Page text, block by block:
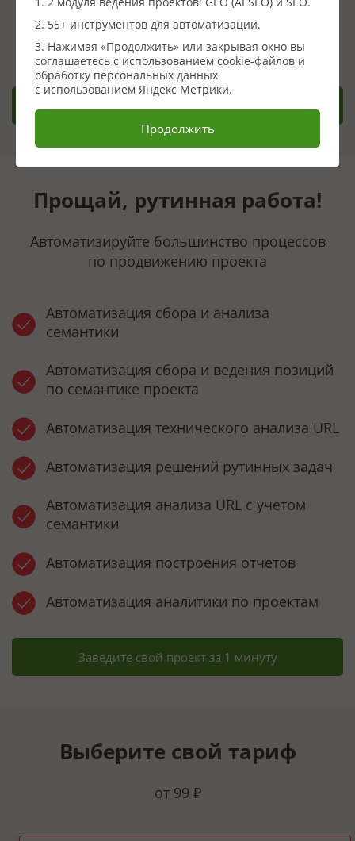
продвижения
Заказать демонстрацию
Прощай, рутинная работа!
Автоматизируйте большинство процессов
по продвижению проекта
Автоматизация сбора и анализа
семантики
Автоматизация сбора и ведения позиций
по семантике проекта
Автоматизация технического анализа URL
Автоматизация решений рутинных задач
Автоматизация анализа URL с учетом
семантики
Автоматизация построения отчетов
Автоматизация аналитики по проектам
Заведите свой проект за 1 минуту
Выберите свой тариф
от 99 ₽
2. 55+ инструментов для автоматизации.
3. Нажимая «Продолжить» или закрывая окно вы
соглашаетесь с использованием cookie-файлов и
обработку персональных данных
с использованием Яндекс Метрики.
Продолжить